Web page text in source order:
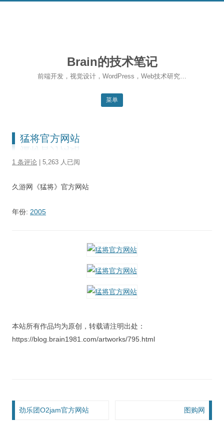
Brain的技术笔记
前端开发，视觉设计，WordPress，Web技术研究…
菜单
杂项研究
作品集
关于本站
猛将官方网站
1 条评论 | 5,263 人已阅
久游网《猛将》官方网站
年份: 2005
本站所有作品均为原创，转载请注明出处：
https://blog.brain1981.com/artworks/795.html
文章导航
劲乐团O2jam官方网站 图购网